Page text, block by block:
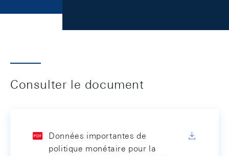
Consulter le document
Données importantes de
politique monétaire pour la